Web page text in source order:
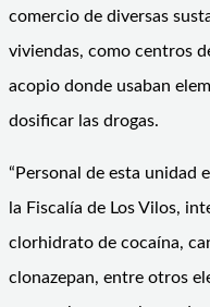
comercio de diversas
viviendas, como centros
acopio donde usaban
dosificar las drogas.
“Personal de esta unidad
la Fiscalía de Los Vilos,
clorhidrato de cocaína,
clonazepan, entre otros